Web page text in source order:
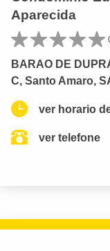
Aparecida
BARAO DE
C, Santo Amaro,
ver horario
ver telefone